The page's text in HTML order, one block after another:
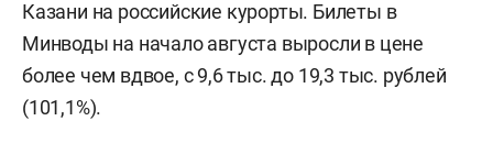
Казани на российские курорты. Билеты в
Минводы на начало августа выросли в цене
более чем вдвое, с 9,6 тыс. до 19,3 тыс. рублей
(101,1%).